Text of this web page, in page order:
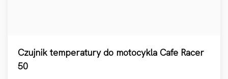
Czujnik temperatury do motocykla Cafe Racer
50